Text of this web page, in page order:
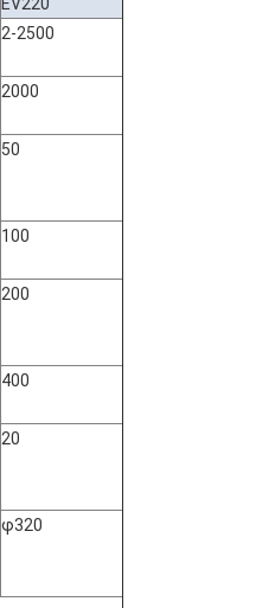
EV220
2-2500
2000
50
100
200
400
20
φ320